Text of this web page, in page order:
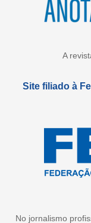
A
Site filiado à
No jornalismo